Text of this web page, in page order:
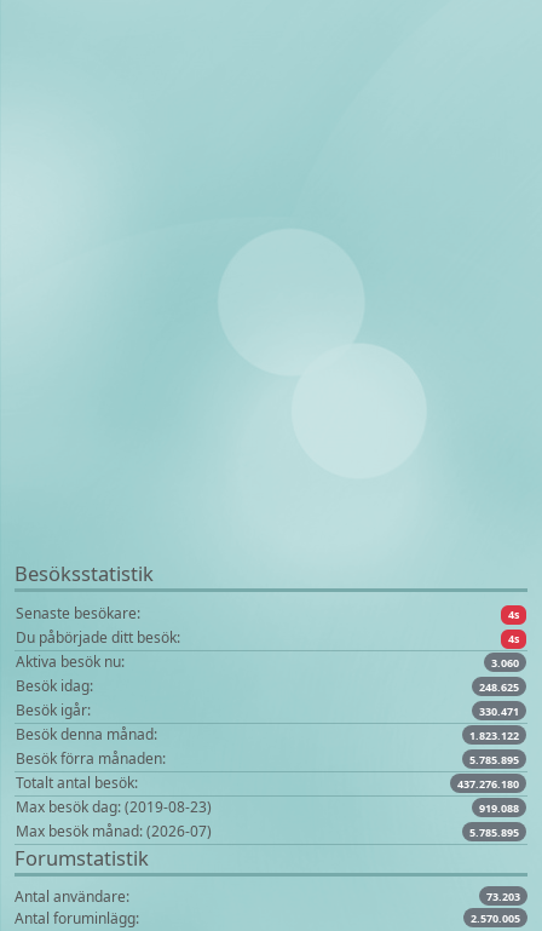
Besöksstatistik
Senaste besökare: 4s
Du påbörjade ditt besök: 4s
Aktiva besök nu: 3.060
Besök idag: 248.625
Besök igår: 330.471
Besök denna månad: 1.823.122
Besök förra månaden: 5.785.895
Totalt antal besök: 437.276.180
Max besök dag: (2019-08-23) 919.088
Max besök månad: (2026-07) 5.785.895
Forumstatistik
Antal användare: 73.203
Antal foruminlägg: 2.570.005